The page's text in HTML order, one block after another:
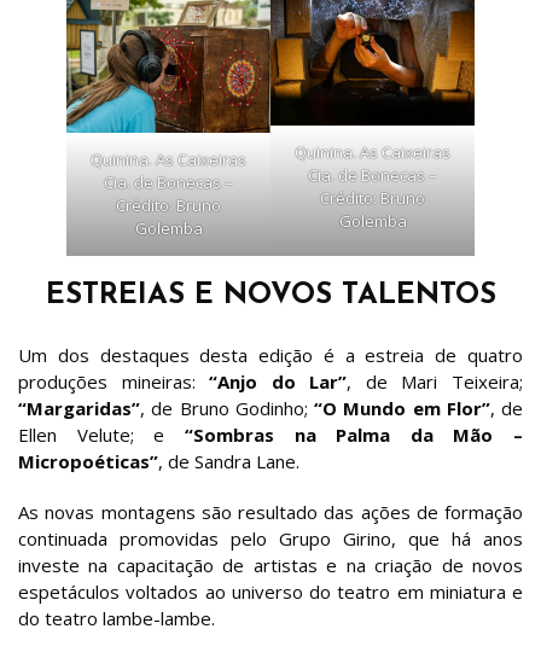
Quinina. As Caixeiras
Cia. de Bonecas –
Crédito: Bruno
Golemba
Quinina. As Caixeiras
Cia. de Bonecas –
Crédito: Bruno
Golemba
ESTREIAS E NOVOS TALENTOS
Um dos destaques desta edição é a estreia de quatro
produções mineiras:“Anjo do Lar”, de Mari Teixeira;
“Margaridas”, de Bruno Godinho; “O Mundo em Flor”, de
Ellen Velute; e “Sombras na Palma da Mão –
Micropoéticas”, de Sandra Lane.
As novas montagens são resultado das ações de formação
continuada promovidas pelo Grupo Girino, que há anos
investe na capacitação de artistas e na criação de novos
espetáculos voltados ao universo do teatro em miniatura e
do teatro lambe-lambe.